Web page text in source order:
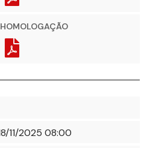
11/2025 08:00